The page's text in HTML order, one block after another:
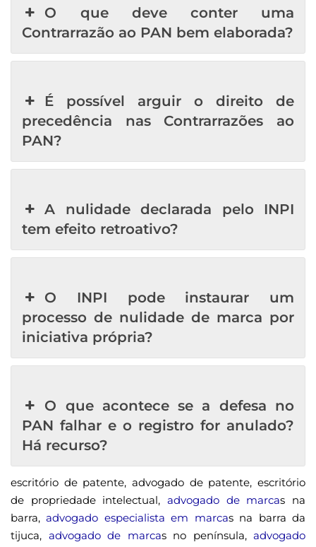
O que deve conter uma
Contrarrazão ao PAN bem elaborada?
É possível arguir o direito de
precedência nas Contrarrazões ao
PAN?
A nulidade declarada pelo INPI
tem efeito retroativo?
O INPI pode instaurar um
processo de nulidade de marca por
iniciativa própria?
O que acontece se a defesa no
PAN falhar e o registro for anulado?
Há recurso?
escritório de patente, advogado de patente, escritório
de propriedade intelectual, advogado de marcas na
barra,advogado especialista em marcas na barra da
tijuca, advogado de marcas no península, advogado